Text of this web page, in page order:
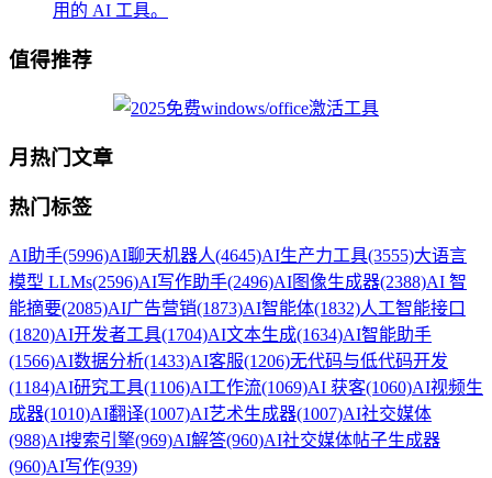
用的 AI 工具。
值得推荐
月热门文章
热门标签
AI助手(5996)AI聊天机器人(4645)AI生产力工具(3555)大语言
模型 LLMs(2596)AI写作助手(2496)AI图像生成器(2388)AI 智
能摘要(2085)AI广告营销(1873)AI智能体(1832)人工智能接口
(1820)AI开发者工具(1704)AI文本生成(1634)AI智能助手
(1566)AI数据分析(1433)AI客服(1206)无代码与低代码开发
(1184)AI研究工具(1106)AI工作流(1069)AI 获客(1060)AI视频生
成器(1010)AI翻译(1007)AI艺术生成器(1007)AI社交媒体
(988)AI搜索引擎(969)AI解答(960)AI社交媒体帖子生成器
(960)AI写作(939)